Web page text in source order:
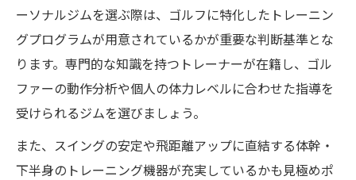
ーソナルジムを選ぶ際は、ゴルフに特化したトレーニン
グプログラムが用意されているかが重要な判断基準とな
ります。専門的な知識を持つトレーナーが在籍し、ゴル
ファーの動作分析や個人の体力レベルに合わせた指導を
受けられるジムを選びましょう。
また、スイングの安定や飛距離アップに直結する体幹・
下半身のトレーニング機器が充実しているかも見極めポ